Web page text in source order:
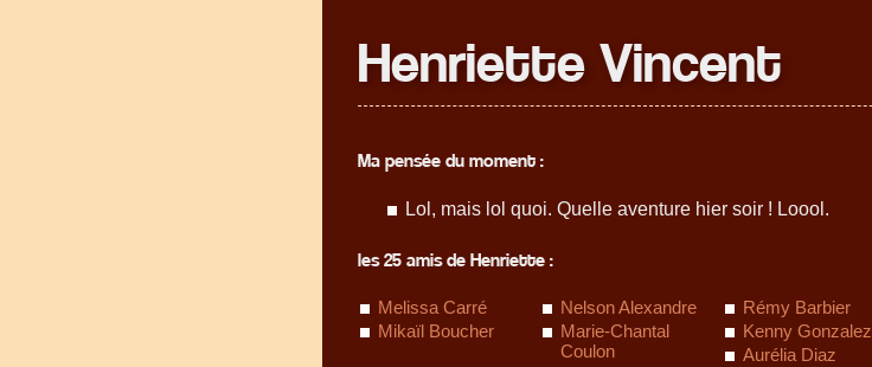
Henriette Vincent
Ma pensée du moment :
Lol, mais lol quoi. Quelle aventure hier soir ! Loool.
les 25 amis de Henriette :
Melissa Carré Nelson Alexandre
Rémy Barbier
Mikaïl Boucher
Marie-Chantal
Coulon
Kenny Gonzalez
Aurélia Diaz